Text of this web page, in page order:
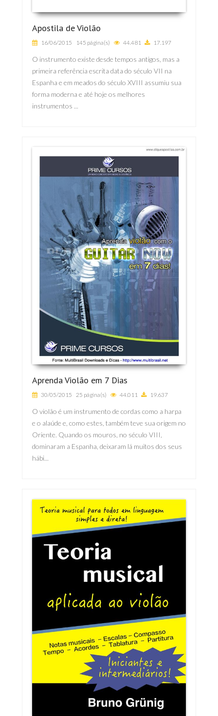
Apostila de Violão
16/06/2015 145 página(s) 44.481 17.197
O instrumento existe desde tempos antigos, mas a
primeira referência escrita data do século VII na
Espanha e em meados do século XVIII assumiu sua
forma moderna e até hoje os melhores
instrumentos ...
Aprenda Violão em 7 Dias
30/05/2015 25 página(s) 44.011 19.637
O violão é um instrumento de cordas como a harpa
e o alaúde e, como estes, também teve sua origem no
Oriente. Quando os mouros, no século VIII,
dominaram a Espanha, deixaram lá muitos dos seus
hábi...